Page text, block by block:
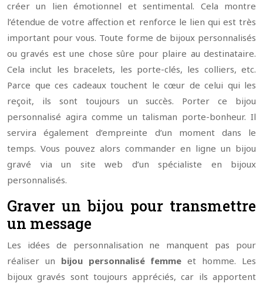
créer un lien émotionnel et sentimental. Cela montre
l’étendue de votre affection et renforce le lien qui est très
important pour vous. Toute forme de bijoux personnalisés
ou gravés est une chose sûre pour plaire au destinataire.
Cela inclut les bracelets, les porte-clés, les colliers, etc.
Parce que ces cadeaux touchent le cœur de celui qui les
reçoit, ils sont toujours un succès. Porter ce bijou
personnalisé agira comme un talisman porte-bonheur. Il
servira également d’empreinte d’un moment dans le
temps. Vous pouvez alors commander en ligne un bijou
gravé via un site web d’un spécialiste en bijoux
personnalisés.
Graver un bijou pour transmettre
un message
Les idées de personnalisation ne manquent pas pour
réaliser un bijou personnalisé femme et homme. Les
bijoux gravés sont toujours appréciés, car ils apportent